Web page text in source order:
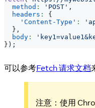
method : 'POST' ,
headers :
{
'Content-Type' :
} ,
body :
} ) ;
可以参考Fetch 请求文档
注意：使用